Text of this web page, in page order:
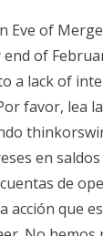
Eve of
of
a lack of
favor, lea
en
de
acción que